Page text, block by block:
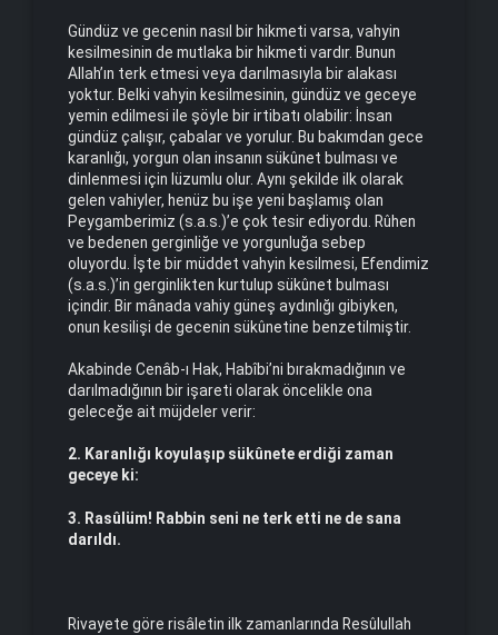
Gündüz ve gecenin nasıl bir hikmeti varsa, vahyin
kesilmesinin de mutlaka bir hikmeti vardır. Bunun
Allah’ın terk etmesi veya darılmasıyla bir alakası
yoktur. Belki vahyin kesilmesinin, gündüz ve geceye
yemin edilmesi ile şöyle bir irtibatı olabilir: İnsan
gündüz çalışır, çabalar ve yorulur. Bu bakımdan gece
karanlığı, yorgun olan insanın sükûnet bulması ve
dinlenmesi için lüzumlu olur. Aynı şekilde ilk olarak
gelen vahiyler, henüz bu işe yeni başlamış olan
Peygamberimiz (s.a.s.)’e çok tesir ediyordu. Rûhen
ve bedenen gerginliğe ve yorgunluğa sebep
oluyordu. İşte bir müddet vahyin kesilmesi, Efendimiz
(s.a.s.)’in gerginlikten kurtulup sükûnet bulması
içindir. Bir mânada vahiy güneş aydınlığı gibiyken,
onun kesilişi de gecenin sükûnetine benzetilmiştir.
Akabinde Cenâb-ı Hak, Habîbi’ni bırakmadığının ve
darılmadığının bir işareti olarak öncelikle ona
geleceğe ait müjdeler verir:
2. Karanlığı koyulaşıp sükûnete erdiği zaman
geceye ki:
3. Rasûlüm! Rabbin seni ne terk etti ne de sana
darıldı.
Rivayete göre risâletin ilk zamanlarında Resûlullah